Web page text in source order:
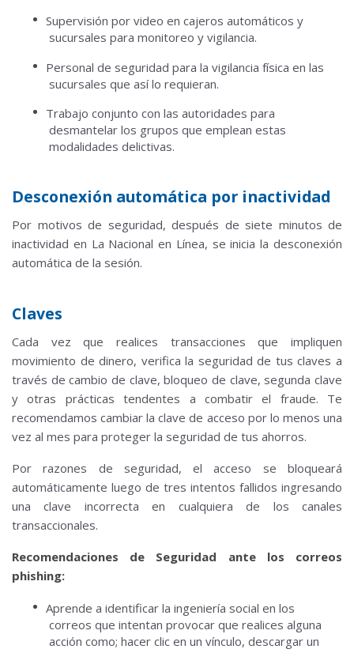
Supervisión por video en cajeros automáticos y
sucursales para monitoreo y vigilancia.
Personal de seguridad para la vigilancia física en las
sucursales que así lo requieran.
Trabajo conjunto con las autoridades para
desmantelar los grupos que emplean estas
modalidades delictivas.
Desconexión automática por inactividad
Por motivos de seguridad, después de siete minutos de
inactividad en La Nacional en Línea, se inicia la desconexión
automática de la sesión.
Claves
Cada vez que realices transacciones que impliquen
movimiento de dinero, verifica la seguridad de tus claves a
través de cambio de clave, bloqueo de clave, segunda clave
y otras prácticas tendentes a combatir el fraude. Te
recomendamos cambiar la clave de acceso por lo menos una
vez al mes para proteger la seguridad de tus ahorros.
Por razones de seguridad, el acceso se bloqueará
automáticamente luego de tres intentos fallidos ingresando
una clave incorrecta en cualquiera de los canales
transaccionales.
Recomendaciones de Seguridad ante los correos
phishing:
Aprende a identificar la ingeniería social en los
correos que intentan provocar que realices alguna
acción como; hacer clic en un vínculo, descargar un